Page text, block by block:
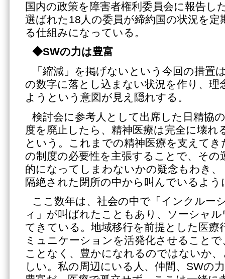
国内の政策を障害者権利委員会に報告し
選ばれた18人の委員が締約国の状況を定
る仕組みになっている。
◆SWの力は豊富
「縮減」を掲げないという今回の措置
の数字に落とし込まない状況を作り、理
ようという意図が見え隠れする。
検討会に参考人として出席した日精協
度を廃止したら、精神医療は完全に壊れ
という。これまでの精神医療を支えて
の制度の必要性を主張することで、その
的になってしまわないかの疑念もわき
隔絶された閉所の中から叫んでいるよう
ここ数年は、社会の中で「インクルー
ィ」が叫ばれたこともあり、ソーシャ
てきている。地域移行を前提とした医療
ミュニケーションを活発化させること
ことなく、豊かになれるのではないか
しい。私の周辺にいる人、仲間、SWの